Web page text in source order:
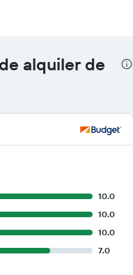
alquiler de
10.0
10.0
10.0
7.0